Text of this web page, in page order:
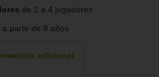
de 2 a 4 jugadores
a partir de 8 años
adicional